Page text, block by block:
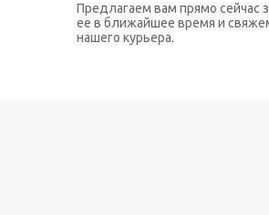
Предлагаем вам прямо сейчас
ее в ближайшее время и
нашего курьера.